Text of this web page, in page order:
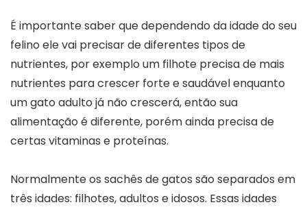
É importante saber que dependendo da idade do seu
felino ele vai precisar de diferentes tipos de
nutrientes, por exemplo um filhote precisa de mais
nutrientes para crescer forte e saudável enquanto
um gato adulto já não crescerá, então sua
alimentação é diferente, porém ainda precisa de
certas vitaminas e proteínas.
Normalmente os sachês de gatos são separados em
três idades: filhotes, adultos e idosos. Essas idades